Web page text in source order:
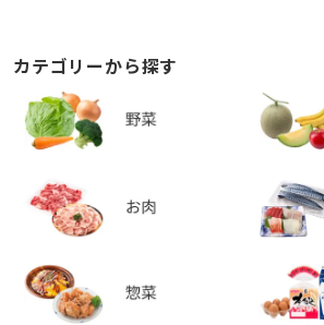
カテゴリーから探す